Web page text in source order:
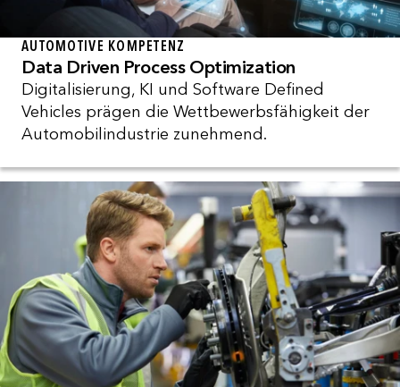
AUTOMOTIVE KOMPETENZ
Data Driven Process Optimization
Digitalisierung, KI und Software Defined
Vehicles prägen die Wettbewerbsfähigkeit der
Automobilindustrie zunehmend.